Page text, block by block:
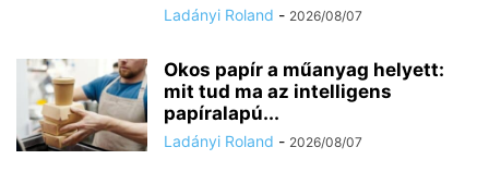
Ladányi Roland - 2026/08/07
Okos papír a műanyag helyett:
mit tud ma az intelligens
papíralapú...
Ladányi Roland - 2026/08/07